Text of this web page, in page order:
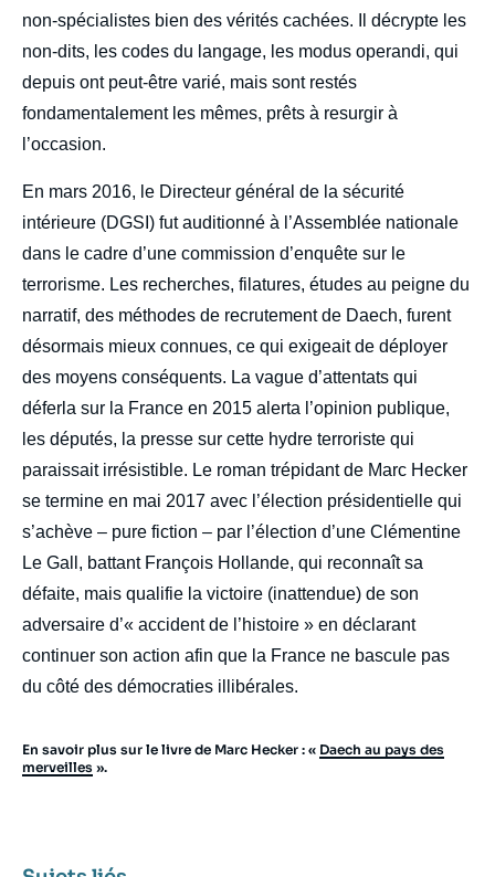
non-spécialistes bien des vérités cachées. Il décrypte les
non-dits, les codes du langage, les modus operandi, qui
depuis ont peut-être varié, mais sont restés
fondamentalement les mêmes, prêts à resurgir à
l’occasion.
En mars 2016, le Directeur général de la sécurité
intérieure (DGSI) fut auditionné à l’Assemblée nationale
dans le cadre d’une commission d’enquête sur le
terrorisme. Les recherches, filatures, études au peigne du
narratif, des méthodes de recrutement de Daech, furent
désormais mieux connues, ce qui exigeait de déployer
des moyens conséquents. La vague d’attentats qui
déferla sur la France en 2015 alerta l’opinion publique,
les députés, la presse sur cette hydre terroriste qui
paraissait irrésistible. Le roman trépidant de Marc Hecker
se termine en mai 2017 avec l’élection présidentielle qui
s’achève – pure fiction – par l’élection d’une Clémentine
Le Gall, battant François Hollande, qui reconnaît sa
défaite, mais qualifie la victoire (inattendue) de son
adversaire d’« accident de l’histoire » en déclarant
continuer son action afin que la France ne bascule pas
du côté des démocraties illibérales.
En savoir plus sur le livre de Marc Hecker : « Daech au pays des
merveilles ».